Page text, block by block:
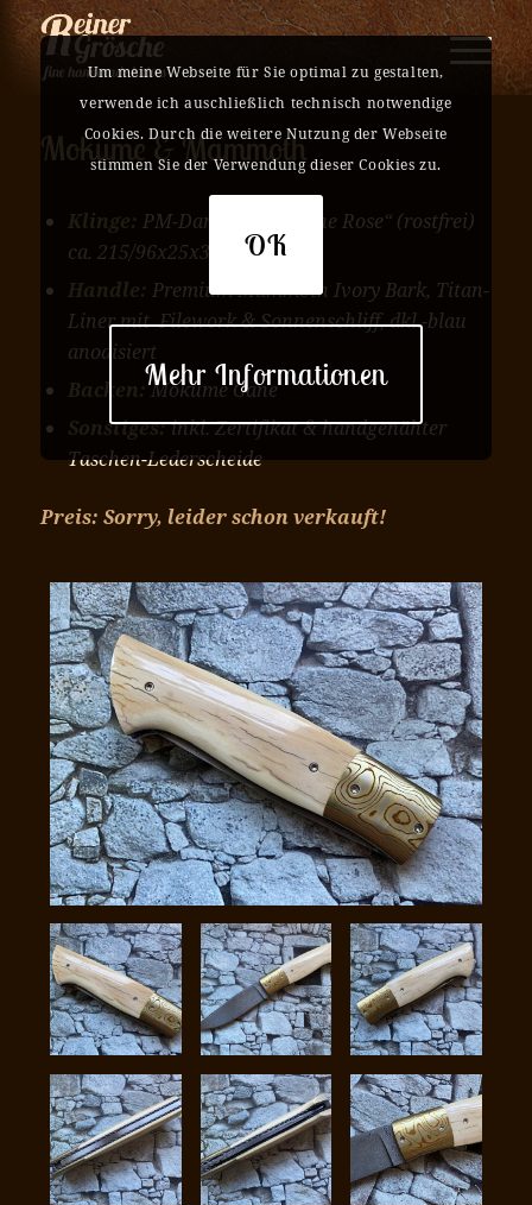
Mokume & Mammoth
Klinge: PM-Damasteel „kleine Rose“(rostfrei)
ca. 215/96x25x3,6mm
Handle: Premium Mammoth Ivory Bark, Titan-
Liner mit Filework & Sonnenschliff, dkl.-blau
anodisiert
Backen:Mokume Gane
Sonstiges:inkl. Zertifikat & handgenähter
Taschen-Lederscheide
Preis: Sorry, leider schon verkauft!
Um meine Webseite für Sie optimal zu gestalten,
verwende ich auschließlich technisch notwendige
Cookies. Durch die weitere Nutzung der Webseite
stimmen Sie der Verwendung dieser Cookies zu.
OK
Mehr Informationen